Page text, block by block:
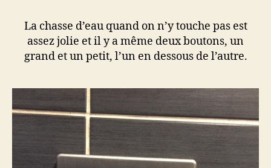
La chasse d’eau quand on n’y touche pas est
assez jolie et il y a même deux boutons, un
grand et un petit, l’un en dessous de l’autre.